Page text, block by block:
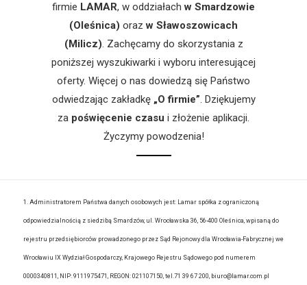
firmie LAMAR, w oddziałachw Smardzowie
(Oleśnica) orazw Sławoszowicach
(Milicz). Zachęcamy do skorzystania z
poniższej wyszukiwarki i wyboru interesującej
oferty. Więcej o nas dowiedzą się Państwo
odwiedzając zakładkę „O firmie”. Dziękujemy
za poświęcenie czasu i złożenie aplikacji.
Życzymy powodzenia!
1. Administratorem Państwa danych osobowych jest: Lamar spółka z ograniczoną
odpowiedzialnością z siedzibą Smardzów, ul. Wrocławska 36, 56-400 Oleśnica, wpisaną do
rejestru przedsiębiorców prowadzonego przez Sąd Rejonowy dla Wrocławia-Fabrycznej we
Wrocławiu IX Wydział Gospodarczy, Krajowego Rejestru Sądowego pod numerem
0000340811, NIP: 9111975471, REGON: 021107150, tel.71 39 67 200, biuro@lamar.com.pl